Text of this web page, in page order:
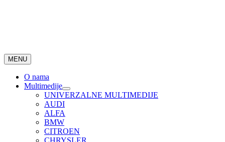
MENU
O nama
Multimedije
UNIVERZALNE MULTIMEDIJE
AUDI
ALFA
BMW
CITROEN
CHRYSLER